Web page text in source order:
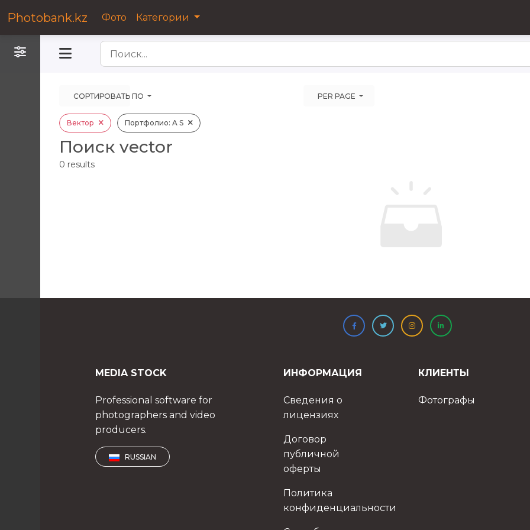
Photobank.kz Фото Категории
Фильтры
СОРТИРОВАТЬ ПО PER PAGE
Вектор Портфолио: A S
Поиск vector
0 results
MEDIA STOCK
Professional software for
photographers and video
producers.
RUSSIAN
ИНФОРМАЦИЯ
Сведения о
лицензиях
Договор
публичной
оферты
Политика
конфиденциальности
КЛИЕНТЫ
Фотографы